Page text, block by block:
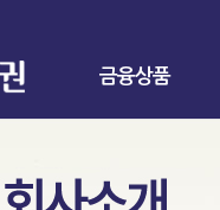
금융상품